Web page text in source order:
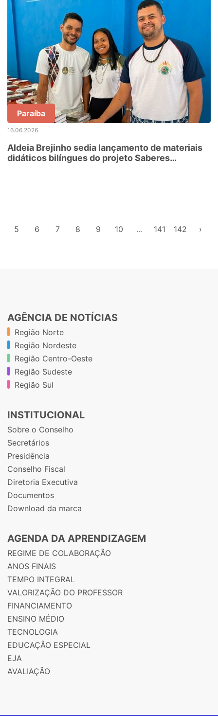
Paraíba
16.06.2026
Aldeia Brejinho sedia lançamento de materiais
didáticos bilíngues do projeto Saberes
5 6 7 8 9 10 ... 141 142 ›
AGÊNCIA DE NOTÍCIAS
Região Norte
Região Nordeste
Região Centro-Oeste
Região Sudeste
Região Sul
INSTITUCIONAL
Sobre o Conselho
Secretários
Presidência
Conselho Fiscal
Diretoria Executiva
Documentos
Download da marca
AGENDA DA APRENDIZAGEM
REGIME DE COLABORAÇÃO
ANOS FINAIS
TEMPO INTEGRAL
VALORIZAÇÃO DO PROFESSOR
FINANCIAMENTO
ENSINO MÉDIO
TECNOLOGIA
EDUCAÇÃO ESPECIAL
EJA
AVALIAÇÃO